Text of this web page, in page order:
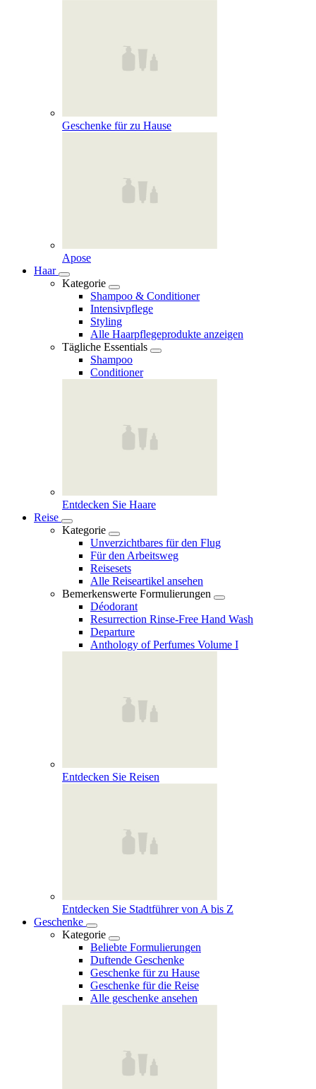
Geschenke für zu Hause
Apose
Haar
Kategorie
Shampoo & Conditioner
Intensivpflege
Styling
Alle Haarpflegeprodukte anzeigen
Tägliche Essentials
Shampoo
Conditioner
Entdecken Sie Haare
Reise
Kategorie
Unverzichtbares für den Flug
Für den Arbeitsweg
Reisesets
Alle Reiseartikel ansehen
Bemerkenswerte Formulierungen
Déodorant
Resurrection Rinse‑Free Hand Wash
Departure
Anthology of Perfumes Volume I
Entdecken Sie Reisen
Entdecken Sie Stadtführer von A bis Z
Geschenke
Kategorie
Beliebte Formulierungen
Duftende Geschenke
Geschenke für zu Hause
Geschenke für die Reise
Alle geschenke ansehen